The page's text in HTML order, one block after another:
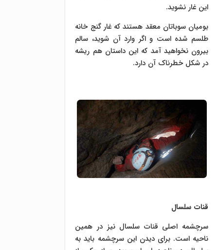
این غار نشوید.
بومیان سوباتان معقد هستند که غار گنج خانه
طلسم شده است و اگر وارد آن شوید، سالم
بیرون نخواهید آمد که این داستان هم ریشه
در شکل خطرناک آن دارد.
قنات سلسال
سرچشمه اصلی قنات سلسال نیز در همین
ناحیه است. برای دیدن این سرچشمه باید به